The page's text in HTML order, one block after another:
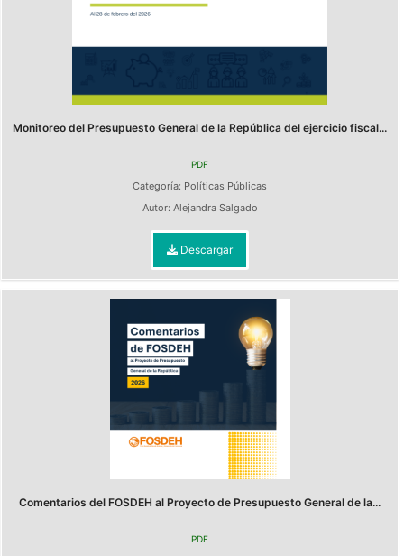
Monitoreo del Presupuesto General de la República del ejercicio fiscal...
PDF
Categoría: Políticas Públicas
Autor: Alejandra Salgado
Descargar
Comentarios del FOSDEH al Proyecto de Presupuesto General de la...
PDF